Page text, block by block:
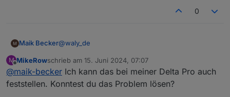
0
Maik Becker@waly_de
Hallo,
0_userdata.0.ecoflow.app_1765798xxx_DCEBF8ZF
M
Offline
MikeRowschrieb am 15. Juni 2024, 07:07
zuletzt editiert von
@maik-becker Ich kann das bei meiner Delta Pro auch
feststellen. Konntest du das Problem lösen?